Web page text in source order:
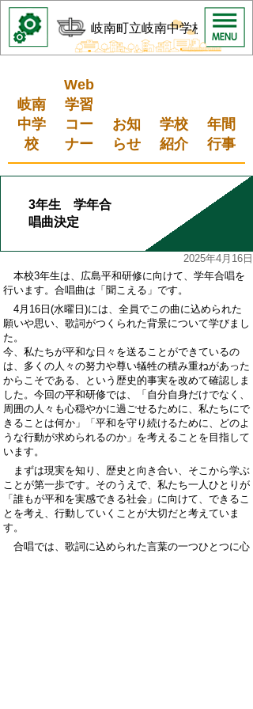
岐南町立岐南中学校
岐南
中学
校
Web
学習
コー
ナー
お知
らせ
学校
紹介
年間
行事
3年生 学年合
唱曲決定
2025年4月16日
本校3年生は、広島平和研修に向けて、学年合唱を
行います。合唱曲は「聞こえる」です。
4月16日(水曜日)には、全員でこの曲に込められた
願いや思い、歌詞がつくられた背景について学びまし
た。
今、私たちが平和な日々を送ることができているの
は、多くの人々の努力や尊い犠牲の積み重ねがあった
からこそである、という歴史的事実を改めて確認しま
した。今回の平和研修では、「自分自身だけでなく、
周囲の人々も心穏やかに過ごせるために、私たちにで
きることは何か」「平和を守り続けるために、どのよ
うな行動が求められるのか」を考えることを目指して
います。
まずは現実を知り、歴史と向き合い、そこから学ぶ
ことが第一歩です。そのうえで、私たち一人ひとりが
「誰もが平和を実感できる社会」に向けて、できるこ
とを考え、行動していくことが大切だと考えていま
す。
合唱では、歌詞に込められた言葉の一つひとつに心